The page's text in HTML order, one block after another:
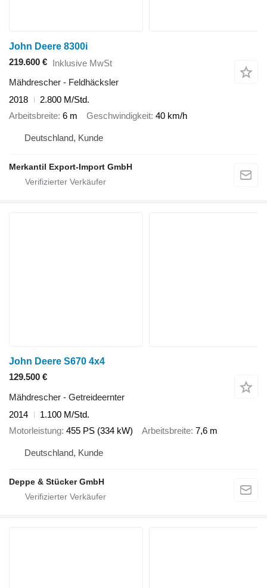
John Deere 8300i
219.600 € Inklusive MwSt
Mähdrescher - Feldhäcksler
2018
2.800 M/Std.
Arbeitsbreite 6 m Geschwindigkeit 40 km/h
Deutschland, Kunde
Merkantil Export-Import GmbH
John Deere S670 4x4
129.500 €
Mähdrescher - Getreideernter
2014
1.100 M/Std.
Motorleistung 455 PS (334 kW) Arbeitsbreite 7,6 m
Deutschland, Kunde
Deppe & Stücker GmbH